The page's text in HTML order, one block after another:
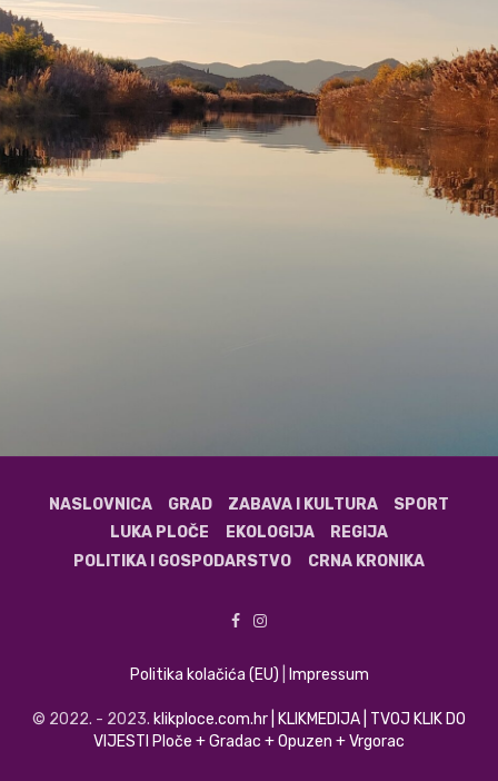
NASLOVNICA GRAD ZABAVA I KULTURA
SPORT
LUKA PLOČE
EKOLOGIJA
REGIJA
POLITIKA I GOSPODARSTVO
CRNA KRONIKA
Politika kolačića (EU) Impressum
© 2022. - 2023. klikploce.com.hr | KLIKMEDIJA | TVOJ KLIK DO
VIJESTI Ploče + Gradac + Opuzen + Vrgorac